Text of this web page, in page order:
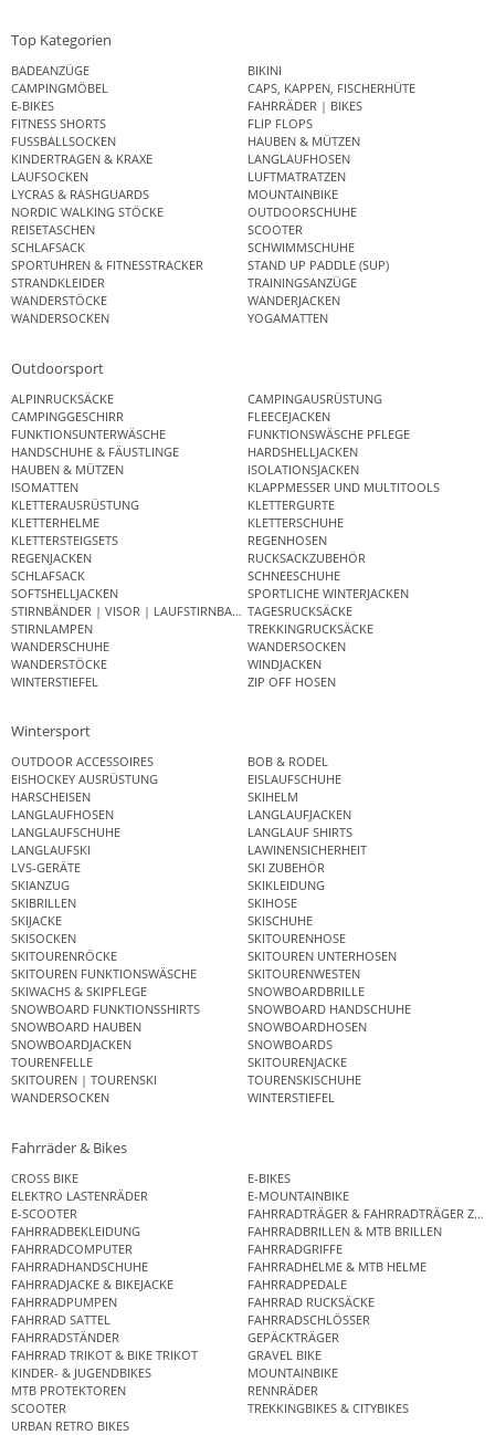
Top Kategorien
BADEANZÜGE
BIKINI
CAMPINGMÖBEL
CAPS, KAPPEN, FISCHERHÜTE
E-BIKES
FAHRRÄDER | BIKES
FITNESS SHORTS
FLIP FLOPS
FUSSBALLSOCKEN
HAUBEN & MÜTZEN
KINDERTRAGEN & KRAXE
LANGLAUFHOSEN
LAUFSOCKEN
LUFTMATRATZEN
LYCRAS & RASHGUARDS
MOUNTAINBIKE
NORDIC WALKING STÖCKE
OUTDOORSCHUHE
REISETASCHEN
SCOOTER
SCHLAFSACK
SCHWIMMSCHUHE
SPORTUHREN & FITNESSTRACKER
STAND UP PADDLE (SUP)
STRANDKLEIDER
TRAININGSANZÜGE
WANDERSTÖCKE
WANDERJACKEN
WANDERSOCKEN
YOGAMATTEN
Outdoorsport
ALPINRUCKSÄCKE
CAMPINGAUSRÜSTUNG
CAMPINGGESCHIRR
FLEECEJACKEN
FUNKTIONSUNTERWÄSCHE
FUNKTIONSWÄSCHE PFLEGE
HANDSCHUHE & FÄUSTLINGE
HARDSHELLJACKEN
HAUBEN & MÜTZEN
ISOLATIONSJACKEN
ISOMATTEN
KLAPPMESSER UND MULTITOOLS
KLETTERAUSRÜSTUNG
KLETTERGURTE
KLETTERHELME
KLETTERSCHUHE
KLETTERSTEIGSETS
REGENHOSEN
REGENJACKEN
RUCKSACKZUBEHÖR
SCHLAFSACK
SCHNEESCHUHE
SOFTSHELLJACKEN
SPORTLICHE WINTERJACKEN
STIRNBÄNDER | VISOR | LAUFSTIRNBANDTAGESRUCKSÄCKE
STIRNLAMPEN
TREKKINGRUCKSÄCKE
WANDERSCHUHE
WANDERSOCKEN
WANDERSTÖCKE
WINDJACKEN
WINTERSTIEFEL
ZIP OFF HOSEN
Wintersport
OUTDOOR ACCESSOIRES
BOB & RODEL
EISHOCKEY AUSRÜSTUNG
EISLAUFSCHUHE
HARSCHEISEN
SKIHELM
LANGLAUFHOSEN
LANGLAUFJACKEN
LANGLAUFSCHUHE
LANGLAUF SHIRTS
LANGLAUFSKI
LAWINENSICHERHEIT
LVS-GERÄTE
SKI ZUBEHÖR
SKIANZUG
SKIKLEIDUNG
SKIBRILLEN
SKIHOSE
SKIJACKE
SKISCHUHE
SKISOCKEN
SKITOURENHOSE
SKITOURENRÖCKE
SKITOUREN UNTERHOSEN
SKITOUREN FUNKTIONSWÄSCHE
SKITOURENWESTEN
SKIWACHS & SKIPFLEGE
SNOWBOARDBRILLE
SNOWBOARD FUNKTIONSSHIRTS
SNOWBOARD HANDSCHUHE
SNOWBOARD HAUBEN
SNOWBOARDHOSEN
SNOWBOARDJACKEN
SNOWBOARDS
TOURENFELLE
SKITOURENJACKE
SKITOUREN | TOURENSKI
TOURENSKISCHUHE
WANDERSOCKEN
WINTERSTIEFEL
Fahrräder & Bikes
CROSS BIKE
E-BIKES
ELEKTRO LASTENRÄDER
E-MOUNTAINBIKE
E-SCOOTER
FAHRRADTRÄGER & FAHRRADTRÄGER
FAHRRADBEKLEIDUNG
FAHRRADBRILLEN & MTB BRILLEN
FAHRRADCOMPUTER
FAHRRADGRIFFE
FAHRRADHANDSCHUHE
FAHRRADHELME & MTB HELME
FAHRRADJACKE & BIKEJACKE
FAHRRADPEDALE
FAHRRADPUMPEN
FAHRRAD RUCKSÄCKE
FAHRRAD SATTEL
FAHRRADSCHLÖSSER
FAHRRADSTÄNDER
GEPÄCKTRÄGER
FAHRRAD TRIKOT & BIKE TRIKOT
GRAVEL BIKE
KINDER- & JUGENDBIKES
MOUNTAINBIKE
MTB PROTEKTOREN
RENNRÄDER
SCOOTER
TREKKINGBIKES & CITYBIKES
URBAN RETRO BIKES